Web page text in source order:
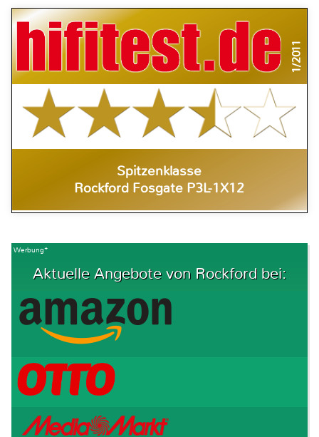
1/2011
Spitzenklasse
Rockford Fosgate P3L-1X12
Werbung*
Aktuelle Angebote von Rockford bei: